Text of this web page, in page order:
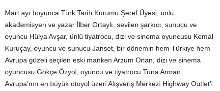
Mart ayı boyunca Türk Tarih Kurumu Şeref Üyesi, ünlü
akademisyen ve yazar İlber Ortaylı, sevilen şarkıcı, sunucu ve
oyuncu Hülya Avşar, ünlü tiyatrocu, dizi ve sinema oyuncusu Kemal
Kuruçay, oyuncu ve sunucu Janset, bir dönemin hem Türkiye hem
Avrupa güzeli seçilen eski manken Arzum Onan, dizi ve sinema
oyuncusu Gökçe Özyol, oyuncu ve tiyatrocu Tuna Arman
Avrupa’nın en büyük otoyol üzeri Alışveriş Merkezi Highway Outlet’i